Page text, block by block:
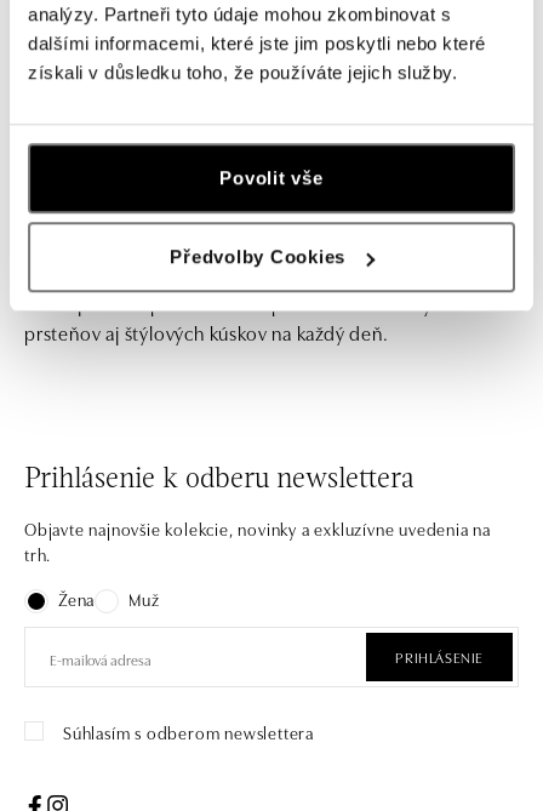
analýzy. Partneři tyto údaje mohou zkombinovat s
dalšími informacemi, které jste jim poskytli nebo které
získali v důsledku toho, že používáte jejich služby.
Povolit vše
Předvolby Cookies
Prsteň s hnedým diamantom
od 3 963 €
prsteňov aj štýlových kúskov na každý deň.
Prihlásenie k odberu newslettera
Objavte najnovšie kolekcie, novinky a exkluzívne uvedenia na
trh.
Žena
Muž
PRIHLÁSENIE
Súhlasím s odberom newslettera